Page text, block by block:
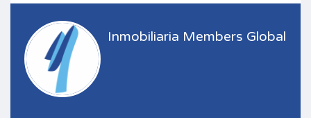
Inmobiliaria Members Global